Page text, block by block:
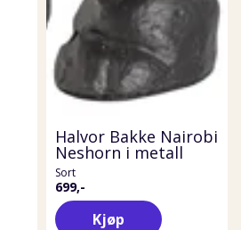
Halvor Bakke Nairobi
Neshorn i metall
Sort
699,-
Kjøp